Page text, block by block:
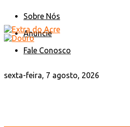
Sobre Nós
Anuncie
Fale Conosco
sexta-feira, 7 agosto, 2026